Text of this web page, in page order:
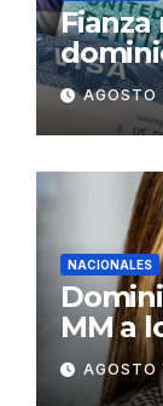
Fianza
NACIONALES
MM a